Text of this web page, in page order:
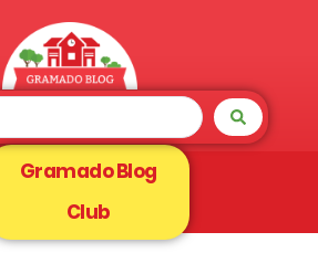
Gramado Blog
Club